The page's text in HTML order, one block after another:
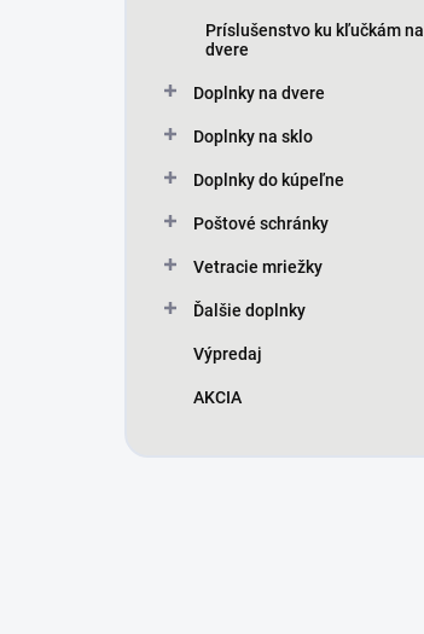
Príslušenstvo ku kľučkám na
dvere
Doplnky na dvere
Doplnky na sklo
Doplnky do kúpeľne
Poštové schránky
Vetracie mriežky
Ďalšie doplnky
Výpredaj
AKCIA